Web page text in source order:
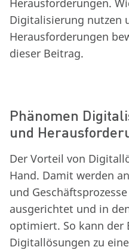
Herausforderungen.
Digitalisierung nutzen
Herausforderungen
dieser Beitrag.
Phänomen
und
Der Vorteil von
Hand. Damit werden
und
ausgerichtet und in
optimiert. So kann der
Digitallösungen zu